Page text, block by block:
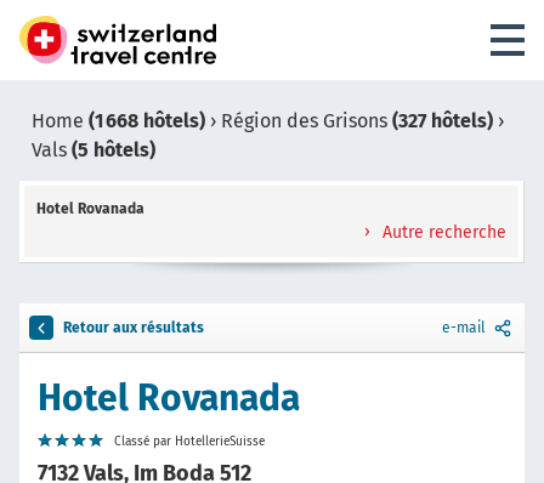
Home (1 668 hôtels) › Région des Grisons (327 hôtels) ›
Vals (5 hôtels)
Hotel Rovanada
Autre recherche
Retour aux résultats e-mail
Hotel Rovanada
Classé par HotellerieSuisse
7132 Vals, Im Boda 512